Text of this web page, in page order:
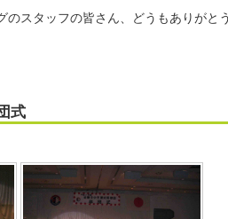
のスタッフの皆さん、どうもありがと
式